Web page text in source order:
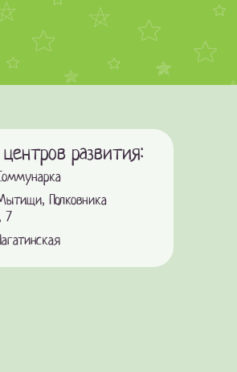
развития:
Полковника
7